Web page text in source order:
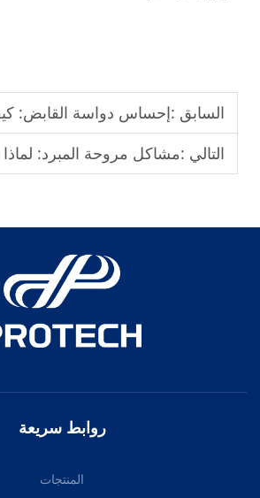
السابق :إحساس دواسة القابض: كيفية معرفة ما إذا
التالي :مشاكل مروحة المبرد: لماذا هي
روابط سريعة
المنتجات